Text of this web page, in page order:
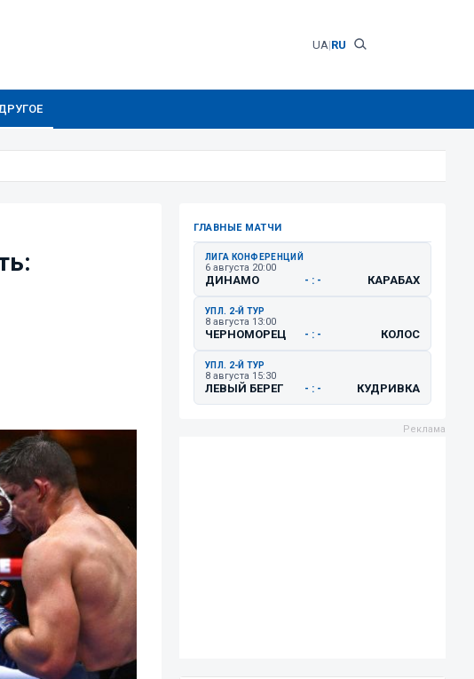
UA|RU
ГЛАВНЫЕ МАТЧИ
ЛИГА КОНФЕРЕНЦИЙ
6 августа 20:00
ДИНАМО - : - КАРАБАХ
УПЛ. 2-Й ТУР
8 августа 13:00
ЧЕРНОМОРЕЦ - : - КОЛОС
УПЛ. 2-Й ТУР
8 августа 15:30
ЛЕВЫЙ БЕРЕГ - : - КУДРИВКА